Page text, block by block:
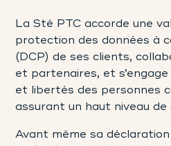
La Sté PTC accorde une
protection des données à
(DCP) de ses clients,
et partenaires, et
et libertés des personnes
assurant un haut niveau
Avant même sa déclaration